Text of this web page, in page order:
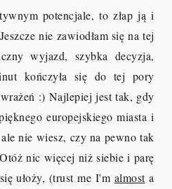
potencjale, to złap ją i
nie zawiodłam się na tej
wyjazd, szybka decyzja,
kończyła się do tej pory
:) Najlepiej jest tak, gdy
europejskiego miasta i
nie wiesz, czy na pewno tak
nic więcej niż siebie i parę
ułoży, (trust me I'm almosta